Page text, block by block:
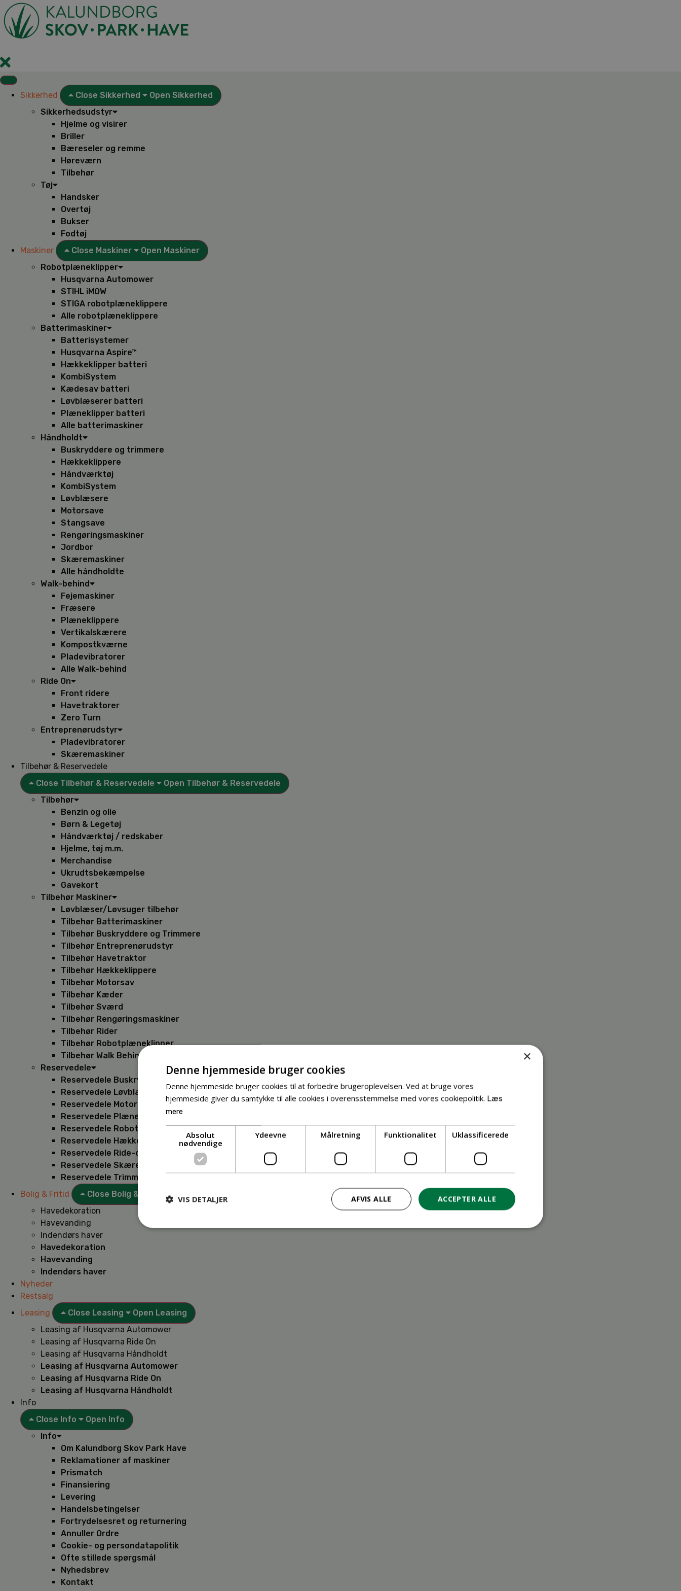
Videre
til
indhold
Sikkerhed Close Sikkerhed
Open Sikkerhed
Sikkerhedsudstyr
Hjelme og visirer
Briller
Bæreseler og remme
Høreværn
Tilbehør
Tøj
Handsker
Overtøj
Bukser
Fodtøj
Maskiner
Close Maskiner
Open Maskiner
Robotplæneklipper
Husqvarna Automower
STIHL iMOW
STIGA robotplæneklippere
Alle robotplæneklippere
Batterimaskiner
Batterisystemer
Husqvarna Aspire™
Hækkeklipper batteri
KombiSystem
Kædesav batteri
Løvblæserer batteri
Plæneklipper batteri
Alle batterimaskiner
Håndholdt
Buskryddere og trimmere
Hækkeklippere
Håndværktøj
KombiSystem
Løvblæsere
Motorsave
Stangsave
Rengøringsmaskiner
Jordbor
Skæremaskiner
Alle håndholdte
Walk-behind
Fejemaskiner
Fræsere
Plæneklippere
Vertikalskærere
Kompostkværne
Pladevibratorer
Alle Walk-behind
Ride On
Front ridere
Havetraktorer
Zero Turn
Entreprenørudstyr
Pladevibratorer
Skæremaskiner
Tilbehør & Reservedele
Close Tilbehør & Reservedele
Open Tilbehør & Reservedele
Tilbehør
Benzin og olie
Børn & Legetøj
Håndværktøj / redskaber
Hjelme, tøj m.m.
Merchandise
Ukrudtsbekæmpelse
Gavekort
Tilbehør Maskiner
Løvblæser/Løvsuger tilbehør
Tilbehør Batterimaskiner
Tilbehør Buskryddere og Trimmere
Tilbehør Entreprenørudstyr
Tilbehør Havetraktor
Tilbehør Hækkeklippere
Tilbehør Motorsav
Tilbehør Kæder
Tilbehør Sværd
Tilbehør Rengøringsmaskiner
Tilbehør Rider
Tilbehør Robotplæneklipper
Tilbehør Walk Behind
Reservedele
Reservedele Buskryddere
Reservedele Løvblæsere
Reservedele Motorsave
Reservedele Plæneklippere
Reservedele Robotplæneklippere
Reservedele Hækkeklippere
Reservedele Ride-on
Reservedele Skæremaskiner
Reservedele Trimmere
Bolig & Fritid
Close Bolig & Fritid
Havedekoration
Havevanding
Indendørs haver
Havedekoration
Havevanding
Indendørs haver
Nyheder
Restsalg
Leasing
Close Leasing
Open Leasing
Leasing af Husqvarna Automower
Leasing af Husqvarna Ride On
Leasing af Husqvarna Håndholdt
Leasing af Husqvarna Automower
Leasing af Husqvarna Ride On
Leasing af Husqvarna Håndholdt
Info
Close Info
Open Info
Info
Om Kalundborg Skov Park Have
Reklamationer af maskiner
Prismatch
Finansiering
Levering
Handelsbetingelser
Fortrydelsesret og returnering
Annuller Ordre
Cookie- og persondatapolitik
Ofte stillede spørgsmål
Nyhedsbrev
Kontakt
×
Denne hjemmeside bruger cookies
Denne hjemmeside bruger cookies til at forbedre brugeroplevelsen. Ved at bruge vores
hjemmeside giver du samtykke til alle cookies i overensstemmelse med vores cookiepolitik. Læs
mere
Absolut
nødvendige
Ydeevne Målretning Funktionalitet Uklassificerede
ACCEPTER ALLE
AFVIS ALLE
VIS DETALJER